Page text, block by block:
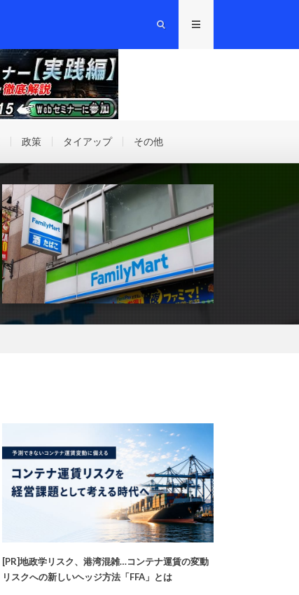
政策 タイアップ その他
[PR]地政学リスク、港湾混雑…コンテナ運賃の変動
リスクへの新しいヘッジ方法「FFA」とは